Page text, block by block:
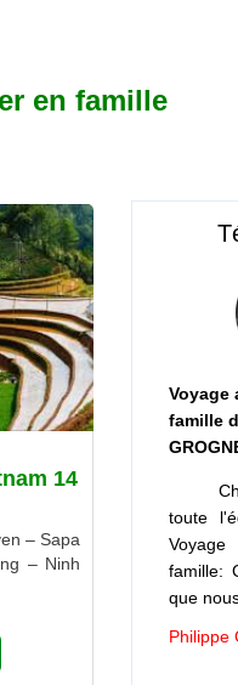
en famille
14
– Sapa
– Ninh
Voyage
famille
toute
famille:
que
Philippe